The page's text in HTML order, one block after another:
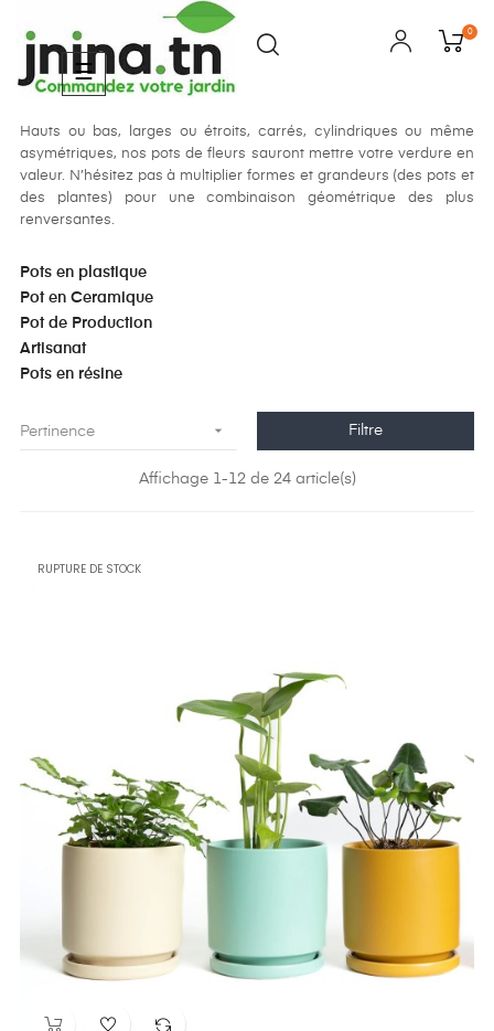
Basculer
la
☰
0
Hauts ou bas, larges ou étroits, carrés, cylindriques ou même
asymétriques, nos pots de fleurs sauront mettre votre verdure en
valeur. N’hésitez pas à multiplier formes et grandeurs (des pots et
des plantes) pour une combinaison géométrique des plus
renversantes.
Pots en plastique
Pot en Ceramique
Pot de Production
Artisanat
Pots en résine
Pertinence  Filtre
Affichage 1-12 de 24 article(s)
RUPTURE DE STOCK